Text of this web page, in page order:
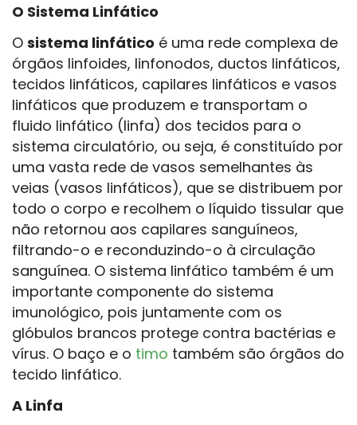
O Sistema Linfático
O sistema linfático é uma rede complexa de
órgãos linfoides, linfonodos, ductos linfáticos,
tecidos linfáticos, capilares linfáticos e vasos
linfáticos que produzem e transportam o
fluido linfático (linfa) dos tecidos para o
sistema circulatório, ou seja, é constituído por
uma vasta rede de vasos semelhantes às
veias (vasos linfáticos), que se distribuem por
todo o corpo e recolhem o líquido tissular que
não retornou aos capilares sanguíneos,
filtrando-o e reconduzindo-o à circulação
sanguínea. O sistema linfático também é um
importante componente do sistema
imunológico, pois juntamente com os
glóbulos brancos protege contra bactérias e
vírus. O baço e o timo também são órgãos do
tecido linfático.
A Linfa